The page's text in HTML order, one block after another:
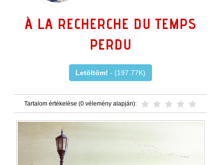
À LA RECHERCHE DU TEMPS
PERDU
Letöltöm! - (197.77K)
Tartalom értékelése (0 vélemény alapján):